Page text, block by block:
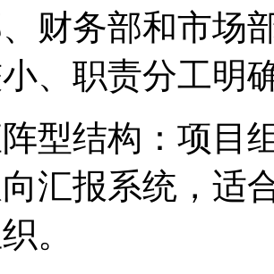
财务部和市场
、职责分工明
型结构：项目
汇报系统，适
。